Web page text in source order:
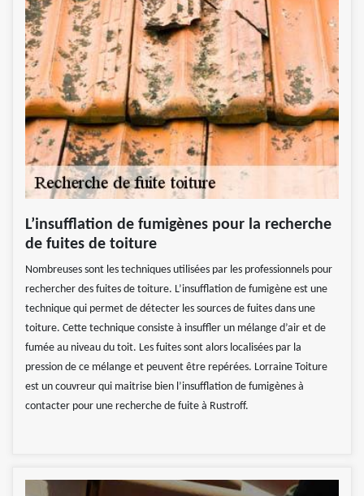
L’insufflation de fumigènes pour la recherche
de fuites de toiture
Nombreuses sont les techniques utilisées par les professionnels pour
rechercher des fuites de toiture. L’insufflation de fumigène est une
technique qui permet de détecter les sources de fuites dans une
toiture. Cette technique consiste à insuffler un mélange d’air et de
fumée au niveau du toit. Les fuites sont alors localisées par la
pression de ce mélange et peuvent être repérées. Lorraine Toiture
est un couvreur qui maitrise bien l’insufflation de fumigènes à
contacter pour une recherche de fuite à Rustroff.